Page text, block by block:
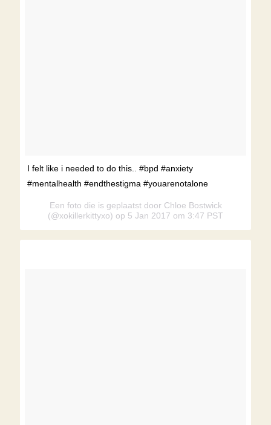
I felt like i needed to do this.. #bpd #anxiety
#mentalhealth #endthestigma #youarenotalone
Een foto die is geplaatst door Chloe Bostwick
(@xokillerkittyxo) op 5 Jan 2017 om 3:47 PST